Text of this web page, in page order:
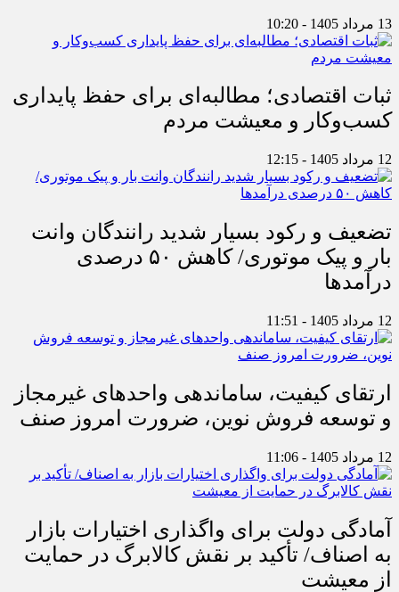
13 مرداد 1405 - 10:20
ثبات اقتصادی؛ مطالبه‌ای برای حفظ پایداری
کسب‌وکار و معیشت مردم
12 مرداد 1405 - 12:15
تضعیف و رکود بسیار شدید رانندگان وانت
بار و پیک موتوری/ کاهش ۵۰ درصدی
درآمدها
12 مرداد 1405 - 11:51
ارتقای کیفیت، ساماندهی واحدهای غیرمجاز
و توسعه فروش نوین، ضرورت امروز صنف
12 مرداد 1405 - 11:06
آمادگی دولت برای واگذاری اختیارات بازار
به اصناف/ تأکید بر نقش کالابرگ در حمایت
از معیشت